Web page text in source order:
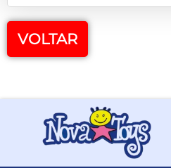
VOLTAR